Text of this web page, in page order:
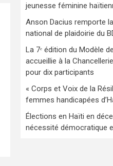
jeunesse féminine
Anson Dacius remporte
national de plaidoirie du
La 7ᵉ édition du Modèle
accueillie à la
pour dix participants
« Corps et Voix de la
femmes handicapées
Élections en Haïti en
nécessité démocratique